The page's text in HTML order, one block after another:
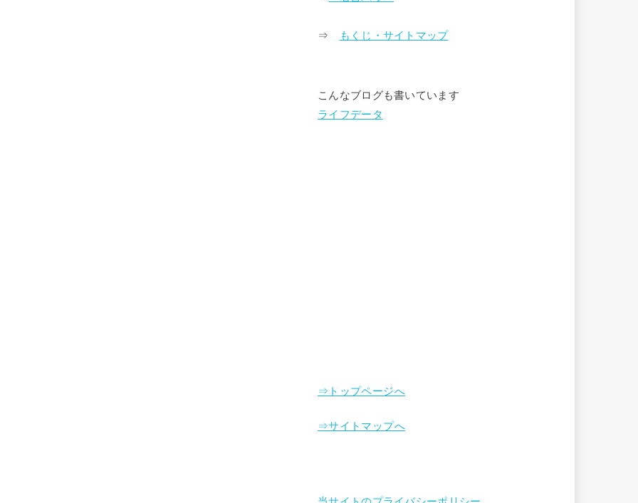
⇒ もくじ・サイトマップ
こんなブログも書いています
ライフデータ
⇒トップページへ
⇒サイトマップへ